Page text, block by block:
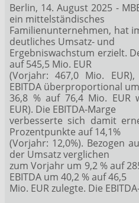
Berlin, 14. August 2025 -
ein mittelständisches
Familienunternehmen, hat
deutliches Umsatz- und
Ergebniswachstum erzielt.
auf 545,5 Mio. EUR
(Vorjahr: 467,0 Mio.
EBITDA überproportional um
36,8 % auf 76,4 Mio. EUR
EUR). Die EBITDA-Marge
verbesserte sich damit
Prozentpunkte auf 14,1%
(Vorjahr: 12,0%). Bezogen
der Umsatz verglichen
zum Vorjahr um 9,2 % auf
EBITDA um 40,2 % auf 46,5
Mio. EUR zulegte. Die